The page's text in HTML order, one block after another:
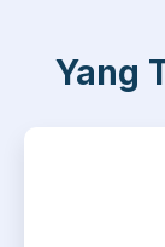
Yang